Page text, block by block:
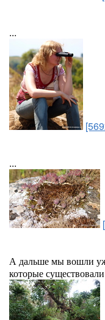
...
...
А дальше мы вошли
которые